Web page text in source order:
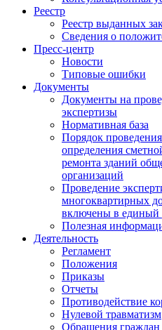
Реестр
Реестр выданных
Сведения о
Пресс-центр
Новости
Типовые ошибки
Документы
Документы на
экспертизы
Нормативная база
Порядок
определения
ремонта зданий
организаций
Проведение
многоквартирных
включены в единый
Полезная
Деятельность
Регламент
Положения
Приказы
Отчеты
Противодействие
Нулевой травматизм
Обращения граждан